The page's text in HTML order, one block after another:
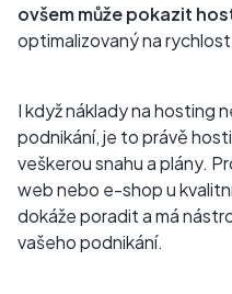
ovšem může pokazit
optimalizovaný na
I když náklady na hosting
podnikání, je to právě
veškerou snahu a plány.
web nebo e-shop u
dokáže poradit a má
vašeho podnikání.